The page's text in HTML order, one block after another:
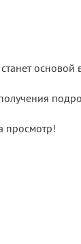
основой
просмотр!